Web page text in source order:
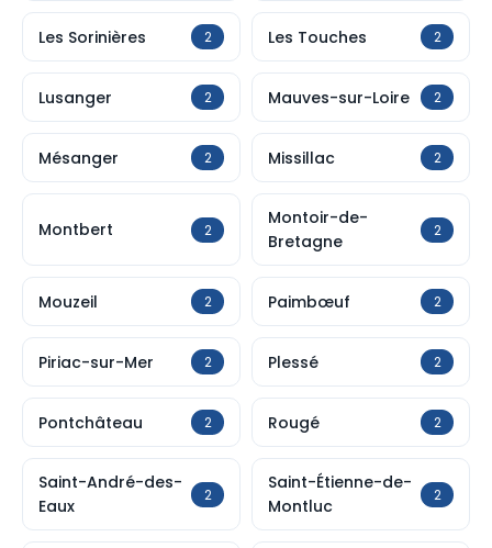
Les Sorinières 2 Les Touches 2
Lusanger 2 Mauves-sur-Loire 2
Mésanger 2 Missillac 2
Montbert 2
Montoir-de-
Bretagne
2
Mouzeil 2 Paimbœuf 2
Piriac-sur-Mer 2 Plessé 2
Pontchâteau 2 Rougé 2
Saint-André-des-
Eaux
2
Saint-Étienne-de-
Montluc
2